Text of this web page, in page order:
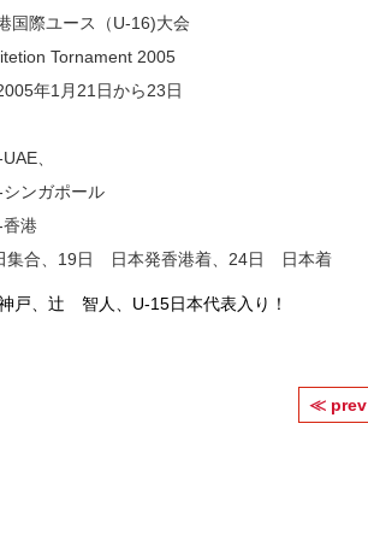
際ユース（U-16)大会
Tornament 2005
年1月21日から23日
、
ンガポール
港
集合、19日 日本発香港着、24日 日本着
≪ prev